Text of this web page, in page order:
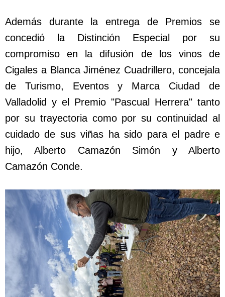
Además durante la entrega de Premios se
concedió la Distinción Especial por su
compromiso en la difusión de los vinos de
Cigales a Blanca Jiménez Cuadrillero, concejala
de Turismo, Eventos y Marca Ciudad de
Valladolid y el Premio "Pascual Herrera" tanto
por su trayectoria como por su continuidad al
cuidado de sus viñas ha sido para el padre e
hijo, Alberto Camazón Simón y Alberto
Camazón Conde.